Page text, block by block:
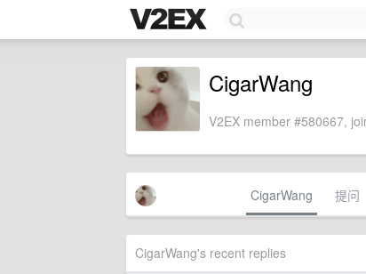
CigarWang
V2EX member #580667,
CigarWang 提问
CigarWang's recent replies